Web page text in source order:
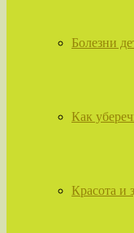
Болезни
Как
Красота и